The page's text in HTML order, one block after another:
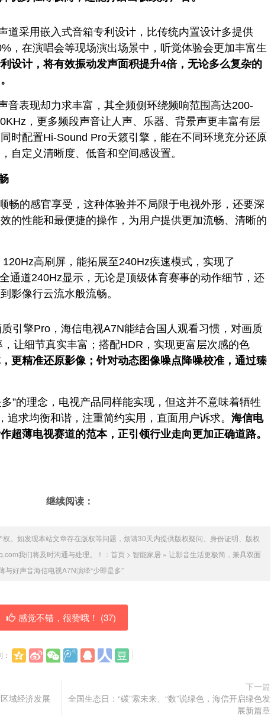
道采用嵌入式音箱专利设计，比传统内置设计多提供
，在演唱会等现场演出场景中，听觉体验会更加丰富生
设计，将有效振动发声面积提升4倍，无论多么复杂的
音表现却力求丰富，其全频侧环绕频响范围高达200-
，更多频段声音让人声、乐器、背景声更丰富有层
时配置Hi-Sound Pro天籁引擎，能在不同环境充分还原
自定义清晰度、低音和空间感设置。
畅的感官享受，这种体验并不局限于电视外形，还要深
的性能和最便捷的操作，为用户提供更加流畅、清晰的
高刷屏，能拓展至240Hz疾速模式，实现了
通道240Hz显示，无论是顶级体育赛事的动作细节，还
影像行云流水般流畅。
引擎Pro，海信电视A7N能结合国人观看习惯，对画质
让细节真实丰富；搭配HDR，实现更富层次感的色
更精准还原影像；针对动态图像噪点降噪校准，通过臻
”的理念，电视产品同样能实现，但这并不意味着牺牲
追求均衡和谐，注重简约实用，直面用户诉求。 海信电
超薄电视赛道的范本，正引领行业走向更加正确道路。
继续阅读：
。如发现本站文章存在版权等问题，烦请30天内提供版权疑问、身份证明、版权
我们将及时沟通与处理。！： 首页 > 智能家居 » 让影音生活更极简，兼具双面
与好声音海信电视A7N演绎“少即是多”
感觉不错，很赞哦！ (37)
域经济发展
下一篇
全国生态日：“碳”索未来、“数”说绿色，海信开启绿色发
展新篇章